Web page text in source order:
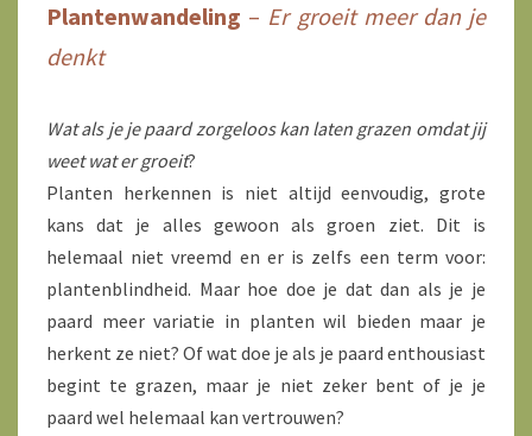
Plantenwandeling – Er groeit meer dan je
denkt
Wat als je je paard zorgeloos kan laten grazen omdat jij
weet wat er groeit?
Planten herkennen is niet altijd eenvoudig, grote
kans dat je alles gewoon als groen ziet. Dit is
helemaal niet vreemd en er is zelfs een term voor:
plantenblindheid. Maar hoe doe je dat dan als je je
paard meer variatie in planten wil bieden maar je
herkent ze niet? Of wat doe je als je paard enthousiast
begint te grazen, maar je niet zeker bent of je je
paard wel helemaal kan vertrouwen?